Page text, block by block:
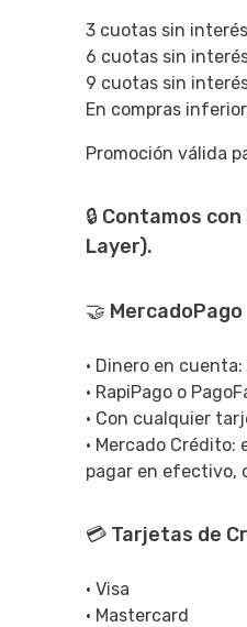
3 cuotas sin
6 cuotas sin
9 cuotas sin
En compras
Promoción válida
🔒 Contamos
Layer).
🤝 MercadoPago
• Dinero en
• RapiPago o
• Con cualquier
• Mercado
pagar en efectivo,
💳 Tarjetas de
• Visa
• Mastercard